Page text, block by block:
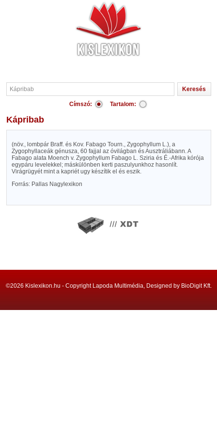
Címszó: Tartalom:
Kápribab
(növ., lombpár Braff. és Kov. Fabago Tourn., Zygophyllum L.), a
Zygophyllaceák génusza, 60 fajjal az óvilágban és Ausztráliábann. A
Fabago alata Moench v. Zygophyllum Fabago L. Sziria és É.-Afrika kórója
egypáru levelekkel; máskülönben kerti paszulyunkhoz hasonlít.
Virágrügyét mint a kapriét ugy készítik el és eszik.
Forrás: Pallas Nagylexikon
©2026 Kislexikon.hu - Copyright Lapoda Multimédia, Designed by BioDigit Kft.